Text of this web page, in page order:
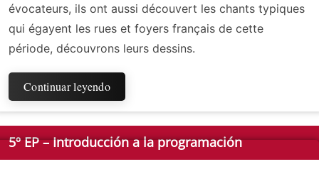
évocateurs, ils ont aussi découvert les chants typiques
qui égayent les rues et foyers français de cette
période, découvrons leurs dessins.
Continuar leyendo
5º EP – Introducción a la programación